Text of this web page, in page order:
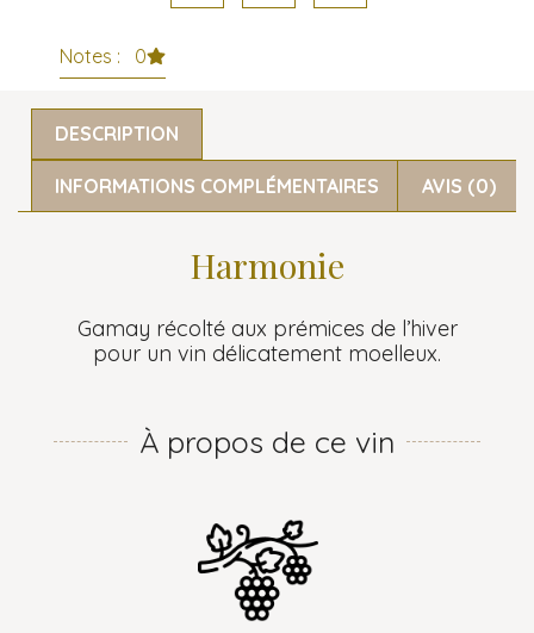
Notes : 0
DESCRIPTION
INFORMATIONS COMPLÉMENTAIRES AVIS (0)
Harmonie
Gamay récolté aux prémices de l’hiver
pour un vin délicatement moelleux.
À propos de ce vin